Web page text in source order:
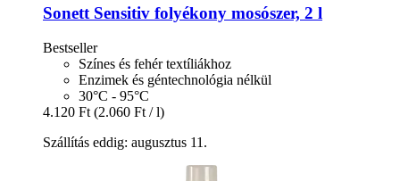
SonettSensitiv folyékony mosószer, 2 l
Bestseller
Színes és fehér textíliákhoz
Enzimek és géntechnológia nélkül
30°C - 95°C
4.120 Ft (2.060 Ft / l)
Szállítás eddig: augusztus 11.